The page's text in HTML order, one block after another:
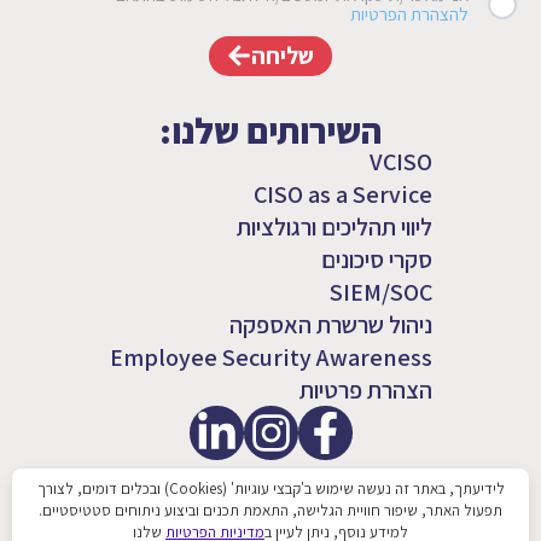
השירותים שלנו:
VCISO
CISO as a Service
ליווי תהליכים ורגולציות
סקרי סיכונים
SIEM/SOC
ניהול שרשרת האספקה
Employee Security Awareness
הצהרת פרטיות
להצהרת הפרטיות
שליחה
לידיעתך, באתר זה נעשה שימוש ב'קבצי עוגיות' (Cookies) ובכלים דומים, לצורך
תפעול האתר, שיפור חוויית הגלישה, התאמת תכנים וביצוע ניתוחים סטטיסטיים.
למידע נוסף, ניתן לעיין במדיניות הפרטיות שלנו